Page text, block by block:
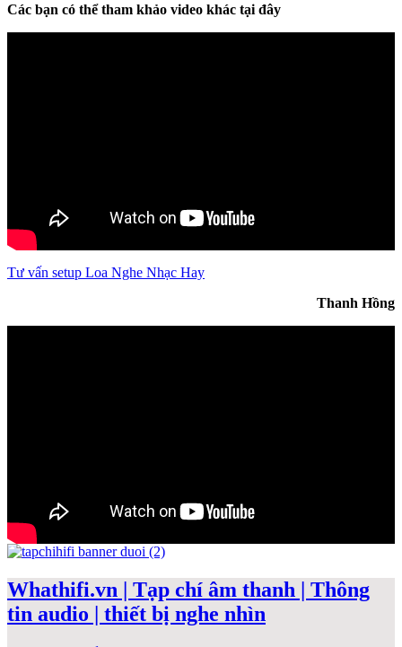
Các bạn có thể tham khảo video khác tại đây
Tư vấn setup Loa Nghe Nhạc Hay
Thanh Hồng
Whathifi.vn | Tạp chí âm thanh | Thông
tin audio | thiết bị nghe nhìn